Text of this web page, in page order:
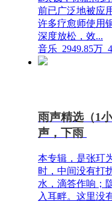
前已广泛地被应
许多疗愈师使用
深度放松，效...
音乐 2949.85万
雨声精选（1
声，下雨
本专辑，是张玎
时，中间没有打
水，滴答作响；
入耳畔。这里没